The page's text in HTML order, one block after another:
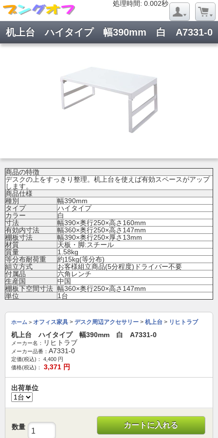
処理時間: 0.002秒
机上台 ハイタイプ 幅390mm 白 A7331-0
商品の特徴
デスクの上をすっきり整理。机上台を使えば有効スペースがアップ
します。
商品仕様
種別
幅390mm
タイプ
ハイタイプ
カラー
白
寸法
幅390×奥行250×高さ160mm
有効内寸法
幅360×奥行250×高さ147mm
棚板寸法
幅390×奥行250×厚さ13mm
材質
天板・脚:スチール
質量
1.58kg
等分布耐荷重
約15kg(等分布)
組立方式
お客様組立商品(5分程度)ドライバー不要
付属品
六角レンチ
生産国
中国
棚板下空間寸法 幅360×奥行250×高さ147mm
単位
1台
ホーム > オフィス家具 > デスク周辺アクセサリー > 机上台 > リヒトラブ
机上台 ハイタイプ 幅390mm 白 A7331-0
メーカー名： リヒトラブ
メーカー品番： A7331-0
定価(税込)： 4,400 円
価格(税込)：
3,371 円
出荷単位
数量 カートに入れる
処理時間: 0.019秒